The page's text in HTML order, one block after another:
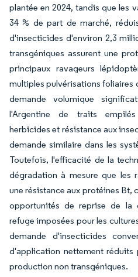
plantée en 2024, tandis que les
34 % de part de marché,
d'insecticides d'environ 2,3
transgéniques assurent une
principaux ravageurs
multiples pulvérisations foliaires
demande volumique
l'Argentine de traits
herbicides et résistance aux
demande similaire dans les
Toutefois, l'efficacité de la
dégradation à mesure que les
une résistance aux protéines Bt,
opportunités de reprise de la
refuge imposées pour les
demande d'insecticides
d'application nettement réduits
production non transgéniques.